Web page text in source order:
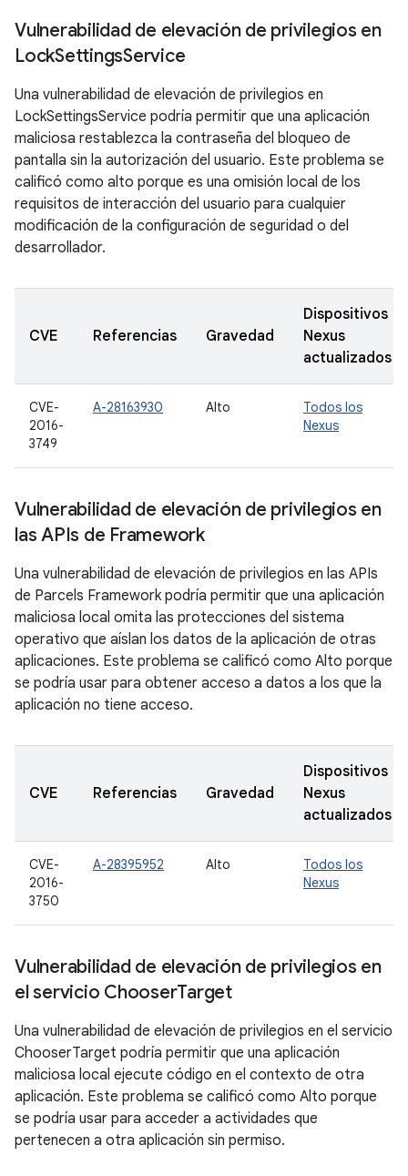
Vulnerabilidad de elevación de privilegios en
LockSettingsService
Una vulnerabilidad de elevación de privilegios en
LockSettingsService podría permitir que una aplicación
maliciosa restablezca la contraseña del bloqueo de
pantalla sin la autorización del usuario. Este problema se
calificó como alto porque es una omisión local de los
requisitos de interacción del usuario para cualquier
modificación de la configuración de seguridad o del
desarrollador.
CVE Referencias Gravedad
Dispositivos
Nexus
actualizados
CVE-
2016-
3749
A-28163930 Alto
Todos los
Nexus
Vulnerabilidad de elevación de privilegios en
las APIs de Framework
Una vulnerabilidad de elevación de privilegios en las APIs
de Parcels Framework podría permitir que una aplicación
maliciosa local omita las protecciones del sistema
operativo que aíslan los datos de la aplicación de otras
aplicaciones. Este problema se calificó como Alto porque
se podría usar para obtener acceso a datos a los que la
aplicación no tiene acceso.
CVE Referencias Gravedad
Dispositivos
Nexus
actualizados
CVE-
2016-
3750
A-28395952 Alto
Todos los
Nexus
Vulnerabilidad de elevación de privilegios en
el servicio ChooserTarget
Una vulnerabilidad de elevación de privilegios en el servicio
ChooserTarget podría permitir que una aplicación
maliciosa local ejecute código en el contexto de otra
aplicación. Este problema se calificó como Alto porque
se podría usar para acceder a actividades que
pertenecen a otra aplicación sin permiso.